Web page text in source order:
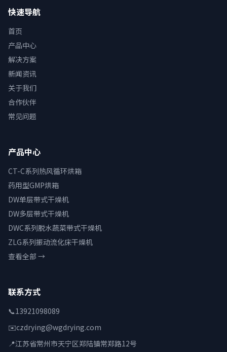
快速导航
首页
产品中心
解决方案
新闻资讯
关于我们
合作伙伴
常见问题
产品中心
CT-C系列热风循环烘箱
药用型GMP烘箱
DW单层带式干燥机
DW多层带式干燥机
DWC系列脱水蔬菜带式干燥机
ZLG系列振动流化床干燥机
查看全部 →
联系方式
📞13921098089
✉️czdrying@wgdrying.com
📍江苏省常州市天宁区郑陆镇常郑路12号